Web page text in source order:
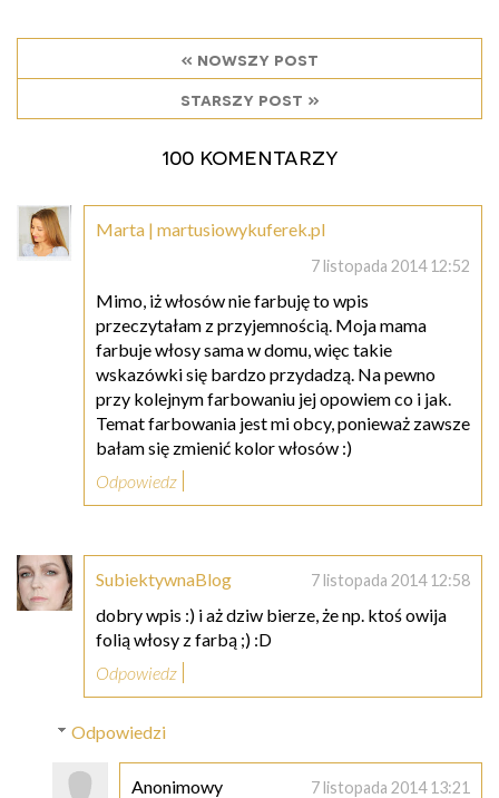
« nowszy post
starszy post »
100 komentarzy
Marta | martusiowykuferek.pl
7 listopada 2014 12:52
Mimo, iż włosów nie farbuję to wpis
przeczytałam z przyjemnością. Moja mama
farbuje włosy sama w domu, więc takie
wskazówki się bardzo przydadzą. Na pewno
przy kolejnym farbowaniu jej opowiem co i jak.
Temat farbowania jest mi obcy, ponieważ zawsze
bałam się zmienić kolor włosów :)
Odpowiedz
SubiektywnaBlog 7 listopada 2014 12:58
dobry wpis :) i aż dziw bierze, że np. ktoś owija
folią włosy z farbą ;) :D
Odpowiedz
Odpowiedzi
Anonimowy 7 listopada 2014 13:21